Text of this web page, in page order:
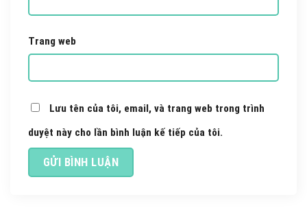
Trang web
Lưu tên của tôi, email, và trang web trong trình
duyệt này cho lần bình luận kế tiếp của tôi.